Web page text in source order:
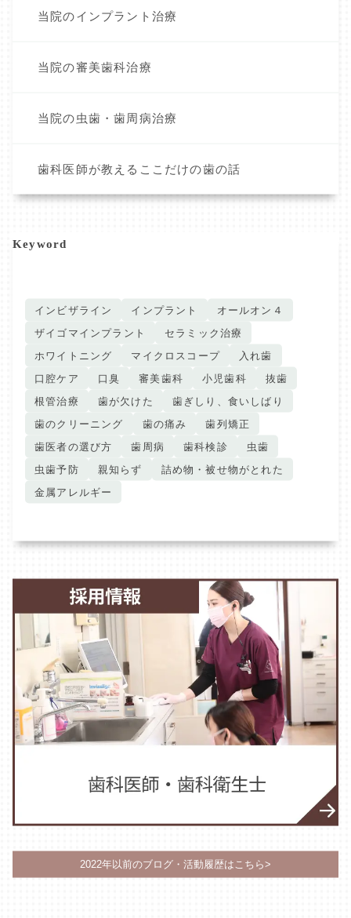
当院のインプラント治療
当院の審美歯科治療
当院の虫歯・歯周病治療
歯科医師が教えるここだけの歯の話
Keyword
インビザライン インプラント
オールオン４
ザイゴマインプラント
セラミック治療
ホワイトニング
マイクロスコープ
入れ歯
口腔ケア
口臭 審美歯科 小児歯科
抜歯
根管治療
歯が欠けた
歯ぎしり、食いしばり
歯のクリーニング
歯の痛み
歯列矯正
歯医者の選び方
歯周病 歯科検診
虫歯
虫歯予防
親知らず
詰め物・被せ物がとれた
金属アレルギー
2022年以前のブログ・活動履歴はこちら>